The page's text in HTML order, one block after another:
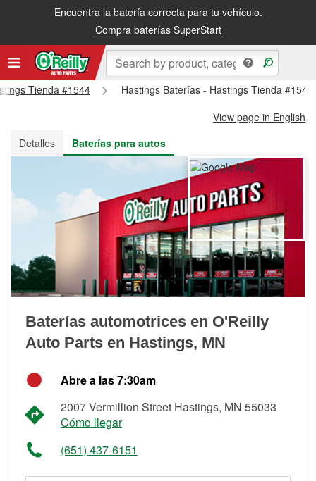
Encuentra la batería correcta para tu vehículo.
Compra baterías SuperStart
Recibe tu orden gratis al día siguiente o recógela en la tienda
Tienda #1544
Hastings Baterías - Hastings Tienda #1544
View page in English
Detalles
Baterías para autos
Baterías automotrices en O'Reilly
Auto Parts en Hastings, MN
Abre a las 7:30am
2007 Vermillion Street Hastings, MN 55033
Cómo llegar
(651) 437-6151